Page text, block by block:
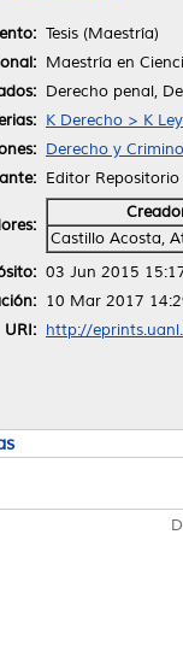
Tesis (Maestría)
Maestría en
Derecho penal,
K Derecho > K
Derecho y
Editor Repositorio
Castillo Acosta,
03 Jun 2015
10 Mar 2017
URI: http://